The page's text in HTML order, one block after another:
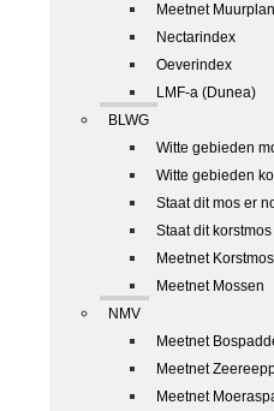
Meetnet
Nectarindex
Oeverindex
LMF-a (Dunea)
BLWG
Witte gebieden
Witte gebieden
Staat dit mos er
Staat dit
Meetnet
Meetnet Mossen
NMV
Meetnet
Meetnet
Meetnet